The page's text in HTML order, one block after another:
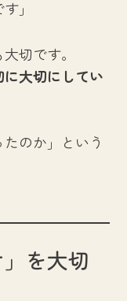
」
切です。
に大切にしてい
のか」という
を大切